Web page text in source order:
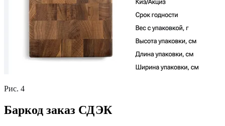
Рис. 4
Баркод заказ СДЭК